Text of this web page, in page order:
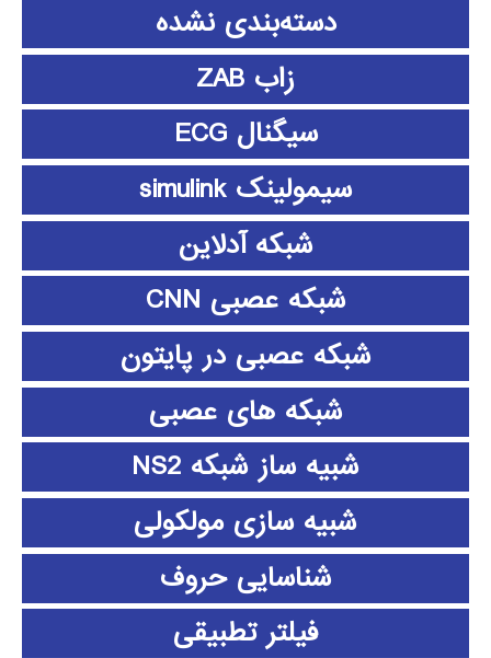
دسته‌بندی نشده
زاب ZAB
سیگنال ECG
سیمولینک simulink
شبکه آدلاین
شبکه عصبی CNN
شبکه عصبی در پایتون
شبکه های عصبی
شبیه ساز شبکه NS2
شبیه سازی مولکولی
شناسایی حروف
فیلتر تطبیقی